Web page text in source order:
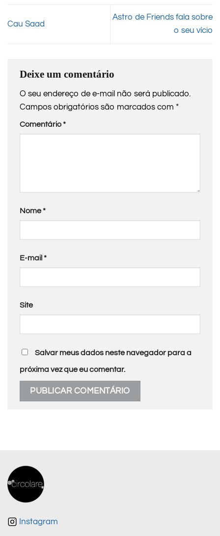
Cau Saad
Astro de Friends fala sobre
o seu vício
Deixe um comentário
O seu endereço de e-mail não será publicado.
Campos obrigatórios são marcados com *
Comentário*
Nome*
E-mail *
Site
Salvar meus dados neste navegador para a
próxima vez que eu comentar.
Instagram